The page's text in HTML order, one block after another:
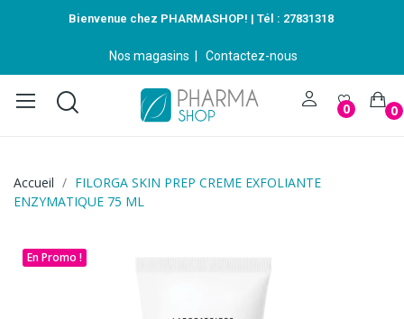
Bienvenue chez PHARMASHOP! | Tél : 27831318
Nos magasins Contactez-nous
0 0
Accueil
FILORGA SKIN PREP CREME EXFOLIANTE
ENZYMATIQUE 75 ML
En Promo !